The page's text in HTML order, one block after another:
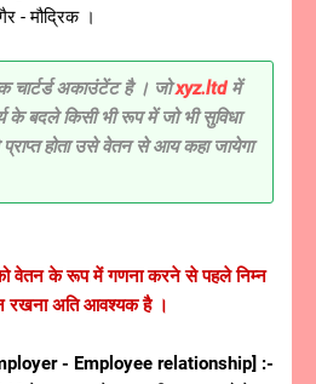
- मौद्रिक ।
चार्टर्ड अकाउंटेंट है । जोxyz.ltdमें
बदले किसी भी रूप में जो भी सुविधा
होता उसे वेतन से आय कहा जायेगा
को वेतन के रूप में गणना करने से पहले निम्न
रखना अति आवश्यक है ।
- Employee relationship] :-